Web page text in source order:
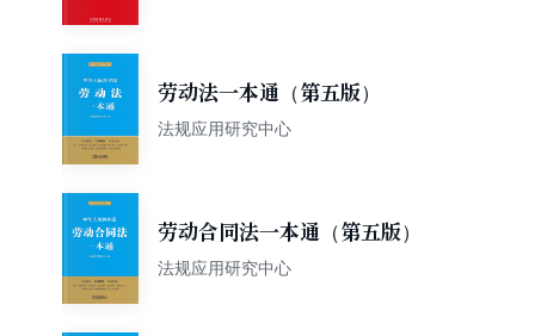
劳动法一本通（第五版）
法规应用研究中心
劳动合同法一本通（第五版）
法规应用研究中心